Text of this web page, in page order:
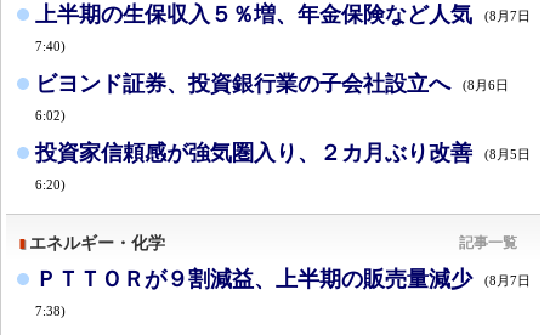
上半期の生保収入５％増、年金保険など人気 (8月7日
7:40)
ビヨンド証券、投資銀行業の子会社設立へ (8月6日
6:02)
投資家信頼感が強気圏入り、２カ月ぶり改善 (8月5日
6:20)
エネルギー・化学 記事一覧
ＰＴＴＯＲが９割減益、上半期の販売量減少 (8月7日
7:38)